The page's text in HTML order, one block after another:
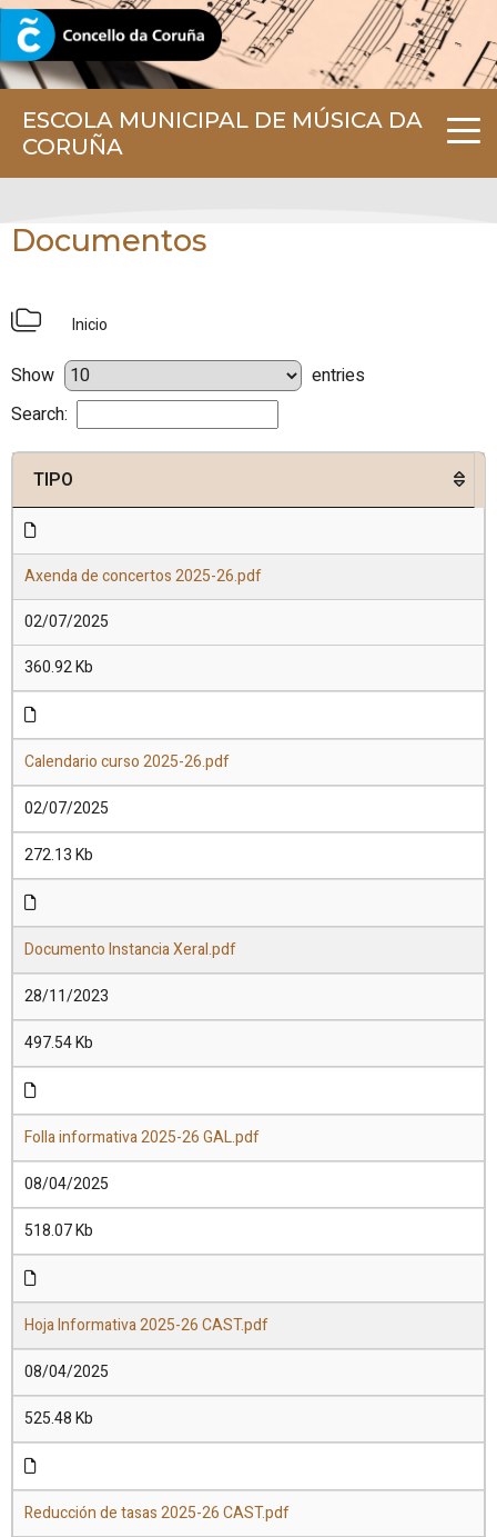
ESCOLA MUNICIPAL DE MÚSICA DA
CORUÑA
CORUNA.GAL
Documentos
Inicio
Show
entries
Search:
TIPO
Axenda de concertos 2025-26.pdf
02/07/2025
360.92 Kb
Calendario curso 2025-26.pdf
02/07/2025
272.13 Kb
Documento Instancia Xeral.pdf
28/11/2023
497.54 Kb
Folla informativa 2025-26 GAL.pdf
08/04/2025
518.07 Kb
Hoja Informativa 2025-26 CAST.pdf
08/04/2025
525.48 Kb
Reducción de tasas 2025-26 CAST.pdf